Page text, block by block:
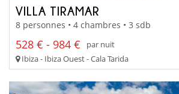
VILLA TIRAMAR
8 personnes • 4 chambres • 3 sdb
528 € - 984 €
par nuit
Ibiza - Ibiza Ouest - Cala Tarida